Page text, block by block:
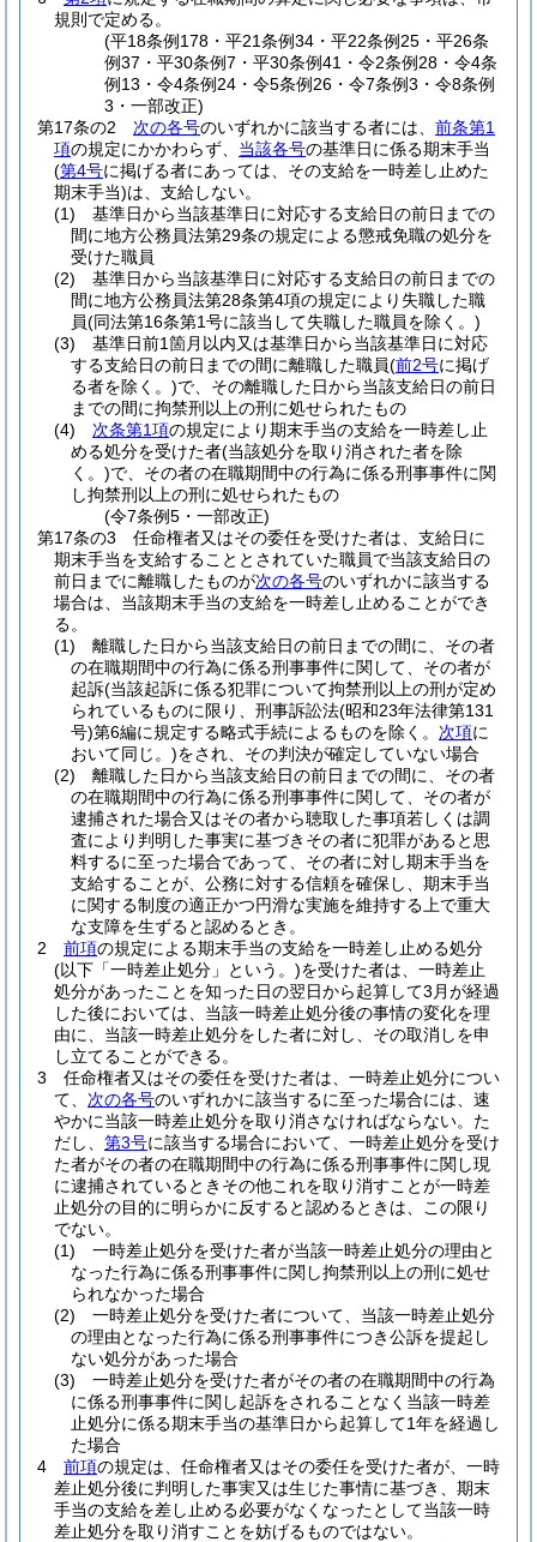
規則で定める。
(平18条例178・平21条例34・平22条例25・平26条
例37・平30条例7・平30条例41・令2条例28・令4条
例13・令4条例24・令5条例26・令7条例3・令8条例
3・一部改正)
第17条の2
次の各号のいずれかに該当する者には、 前条第1
項の規定にかかわらず、 当該各号の基準日に係る期末手当
(第4号に掲げる者にあっては、その支給を一時差し止めた
期末手当)は、支給しない。
(1)
基準日から当該基準日に対応する支給日の前日までの
間に地方公務員法第29条の規定による懲戒免職の処分を
受けた職員
(2)
基準日から当該基準日に対応する支給日の前日までの
間に地方公務員法第28条第4項の規定により失職した職
員(同法第16条第1号に該当して失職した職員を除く。)
(3)
基準日前1箇月以内又は基準日から当該基準日に対応
する支給日の前日までの間に離職した職員(前2号に掲げ
る者を除く。)で、その離職した日から当該支給日の前日
までの間に拘禁刑以上の刑に処せられたもの
(4)
次条第1項の規定により期末手当の支給を一時差し止
める処分を受けた者(当該処分を取り消された者を除
く。)で、その者の在職期間中の行為に係る刑事事件に関
し拘禁刑以上の刑に処せられたもの
(令7条例5・一部改正)
第17条の3
任命権者又はその委任を受けた者は、支給日に
期末手当を支給することとされていた職員で当該支給日の
前日までに離職したものが次の各号のいずれかに該当する
場合は、当該期末手当の支給を一時差し止めることができ
る。
(1)
離職した日から当該支給日の前日までの間に、その者
の在職期間中の行為に係る刑事事件に関して、その者が
起訴(当該起訴に係る犯罪について拘禁刑以上の刑が定め
られているものに限り、刑事訴訟法(昭和23年法律第131
号)第6編に規定する略式手続によるものを除く。 次項に
おいて同じ。)をされ、その判決が確定していない場合
(2)
離職した日から当該支給日の前日までの間に、その者
の在職期間中の行為に係る刑事事件に関して、その者が
逮捕された場合又はその者から聴取した事項若しくは調
査により判明した事実に基づきその者に犯罪があると思
料するに至った場合であって、その者に対し期末手当を
支給することが、公務に対する信頼を確保し、期末手当
に関する制度の適正かつ円滑な実施を維持する上で重大
な支障を生ずると認めるとき。
2
前項の規定による期末手当の支給を一時差し止める処分
(以下「一時差止処分」という。)を受けた者は、一時差止
処分があったことを知った日の翌日から起算して3月が経過
した後においては、当該一時差止処分後の事情の変化を理
由に、当該一時差止処分をした者に対し、その取消しを申
し立てることができる。
3
任命権者又はその委任を受けた者は、一時差止処分につい
て、 次の各号のいずれかに該当するに至った場合には、速
やかに当該一時差止処分を取り消さなければならない。 た
だし、 第3号に該当する場合において、一時差止処分を受け
た者がその者の在職期間中の行為に係る刑事事件に関し現
に逮捕されているときその他これを取り消すことが一時差
止処分の目的に明らかに反すると認めるときは、この限り
でない。
(1)
一時差止処分を受けた者が当該一時差止処分の理由と
なった行為に係る刑事事件に関し拘禁刑以上の刑に処せ
られなかった場合
(2)
一時差止処分を受けた者について、当該一時差止処分
の理由となった行為に係る刑事事件につき公訴を提起し
ない処分があった場合
(3)
一時差止処分を受けた者がその者の在職期間中の行為
に係る刑事事件に関し起訴をされることなく当該一時差
止処分に係る期末手当の基準日から起算して1年を経過し
た場合
4
前項の規定は、任命権者又はその委任を受けた者が、一時
差止処分後に判明した事実又は生じた事情に基づき、期末
手当の支給を差し止める必要がなくなったとして当該一時
差止処分を取り消すことを妨げるものではない。